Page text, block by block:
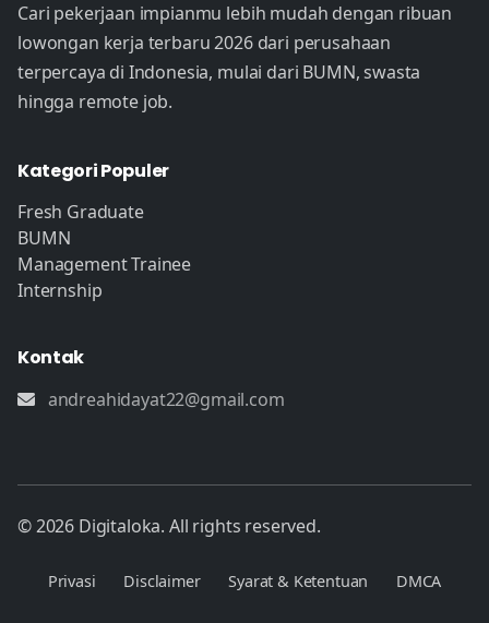
Cari pekerjaan impianmu lebih mudah dengan ribuan
lowongan kerja terbaru 2026 dari perusahaan
terpercaya di Indonesia, mulai dari BUMN, swasta
hingga remote job.
Kategori Populer
Fresh Graduate
BUMN
Management Trainee
Internship
Kontak
andreahidayat22@gmail.com
© 2026 Digitaloka. All rights reserved.
Privasi Disclaimer Syarat & Ketentuan DMCA